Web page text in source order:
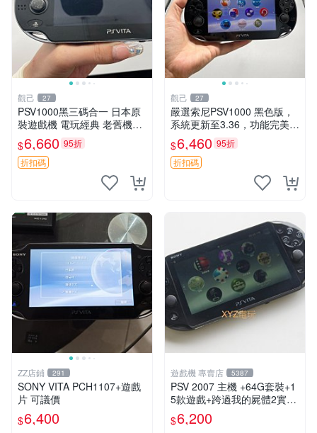
觀己 27
PSV1000黑三碼合一 日本原
裝遊戲機 電玩經典 老舊機臺
游戲收藏 限量版 PSV1000 三
碼合一 測試中
$6,660 95折
折扣碼
觀己 27
嚴選索尼PSV1000 黑色版，
系統更新至3.36，功能完美屏
幕清晰，附贈原裝充電線。全
新未拆封，內存卡另售。 PS
V1000 PSV 紅包版
$6,460 95折
折扣碼
ZZ店鋪 291
SONY VITA PCH1107+遊戲
片 可議價
$6,400
遊戲機 專賣店 5387
PSV 2007 主機 +64G套裝+1
5款遊戲+跨過我的屍體2實體
遊戲日文15個遊戲是數位化
的 主機外95新
$6,200